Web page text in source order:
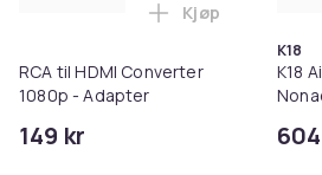
RCA til HDMI Converter
1080p - Adapter
149 kr
Legg RCA til
Kjøp
K18
K18